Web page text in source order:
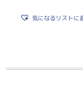
気になるリストに